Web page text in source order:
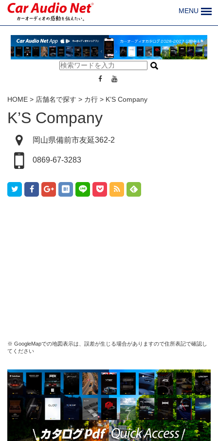
MENU
HOME > 店舗名で探す > カ行 > K’S Company
K’S Company
岡山県備前市友延362-2
0869-67-3283
※ GoogleMapでの地図表示は、誤差が生じる場合がありますので住所表記で確認し
てください